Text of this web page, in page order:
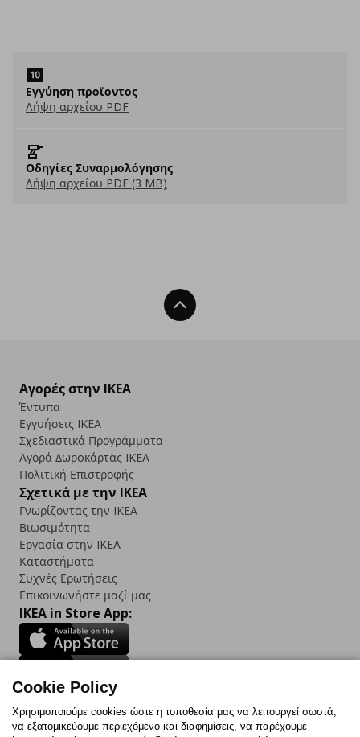
Eγγύηση προϊοντος
Λήψη αρχείου PDF
Οδηγίες Συναρμολόγησης
Λήψη αρχείου PDF (3 MB)
Back To Top
Αγορές στην IKEA
Έντυπα
Εγγυήσεις IKEA
Σχεδιαστικά Προγράμματα
Αγορά Δωρoκάρτας IKEA
Πολιτική Επιστροφής
Σχετικά με την IKEA
Γνωρίζοντας την IKEA
Βιωσιμότητα
Εργασία στην IKEA
Καταστήματα
Συχνές Ερωτήσεις
Επικοινωνήστε μαζί μας
IKEA in Store App:
Follow us:
FacebookInstagram
TikTokYoutubePinterestTwitter
Cookie Policy
Χρησιμοποιούμε cookies ώστε η τοποθεσία μας να λειτουργεί σωστά,
να εξατομικεύουμε περιεχόμενο και διαφημίσεις, να παρέχουμε